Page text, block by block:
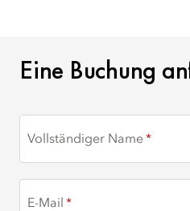
EINE
Eine Buchung
Vollständiger Name
E-Mail